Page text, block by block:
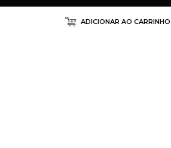
ADICIONAR AO CARRINHO